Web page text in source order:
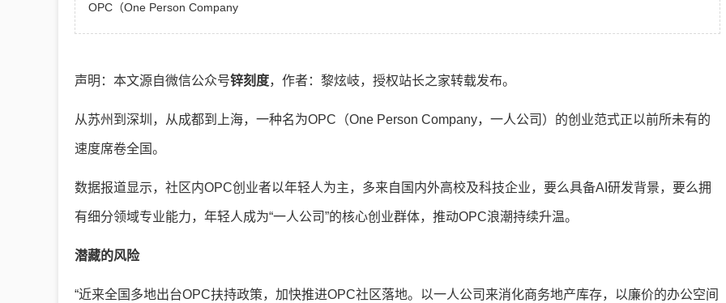
OPC（One Person Company
声明：本文源自微信公众号锌刻度，作者：黎炫岐，授权站长之家转载发布。
从苏州到深圳，从成都到上海，一种名为OPC（One Person Company，一人公司）的创业范式正以前所未有的
速度席卷全国。
数据报道显示，社区内OPC创业者以年轻人为主，多来自国内外高校及科技企业，要么具备AI研发背景，要么拥
有细分领域专业能力，年轻人成为“一人公司”的核心创业群体，推动OPC浪潮持续升温。
潜藏的风险
“近来全国多地出台OPC扶持政策，加快推进OPC社区落地。以一人公司来消化商务地产库存，以廉价的办公空间